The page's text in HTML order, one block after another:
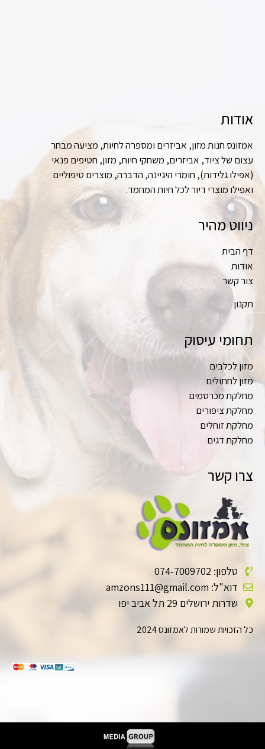
אודות
אמזונס חנות מזון, אביזרים ומספרה לחיות, מציעה מבחר
עצום של ציוד, אביזרים, משחקי חיות, מזון, חטיפים פנאי
(אפילו גלידות), חומרי היגיינה, הדברה, מוצרים טיפוליים
ואפילו מוצרי דיור לכל חיות המחמד.
ניווט מהיר
דף הבית
אודות
צור קשר
תקנון
תחומי עיסוק
מזון לכלבים
מזון לחתולים
מחלקת מכרסמים
מחלקת ציפורים
מחלקת זוחלים
מחלקת דגים
צרו קשר
טלפון: 074-7009702
דוא"ל: amzons111@gmail.com
שדרות ירושלים 29 תל אביב יפו
כל הזכויות שמורות לאמזונס 2024